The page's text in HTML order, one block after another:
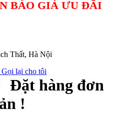
BÁO GIÁ ƯU ĐÃI
Thất, Hà Nội
Gọi lại cho tôi
Đặt hàng đơn
!